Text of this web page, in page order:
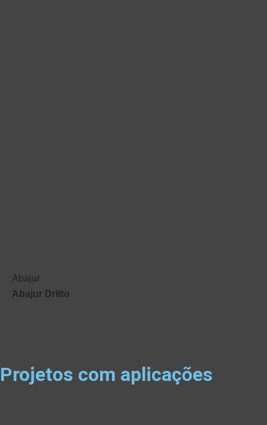
Abajur
Abajur Dritto
Projetos com aplicações